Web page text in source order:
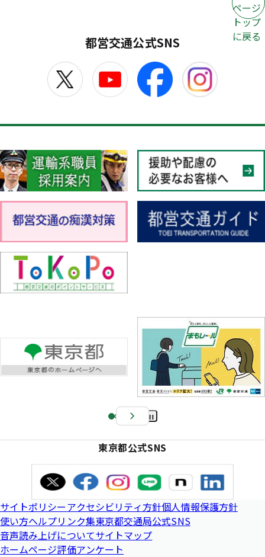
ページ
トップ
に戻る
都営交通公式SNS
Pa
e
東京都公式SNS
サイトポリシーアクセシビリティ方針個人情報保護方針
使い方ヘルプリンク集東京都交通局公式SNS
音声読み上げについてサイトマップ
ホームページ評価アンケート